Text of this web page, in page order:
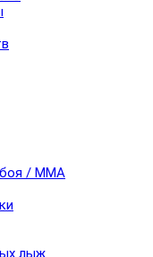
боя / ММА
лыж